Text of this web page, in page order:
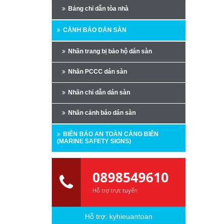
Bảng chỉ dẫn tòa nhà
CẢNH BÁO DÁN SÀN
Nhãn trang bị bảo hộ dán sàn
Nhãn PCCC dán sàn
Nhãn chỉ dẫn dán sàn
Nhãn cảnh báo dán sàn
BIỂN BÁO AN TOÀN CẢNG BIỂN
(MARINE SAFETY SIGNS)
0898549610
Hỗ trợ trực tuyến
Hỗ trợ: kyhieuantoan